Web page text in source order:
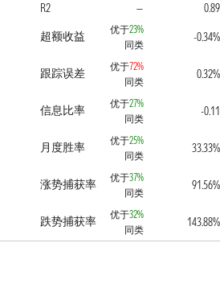
R2
—
0.89
超额收益
优于23%
同类
-0.34%
跟踪误差 优于72%
同类
0.32%
信息比率 优于27%
同类
-0.11
月度胜率 优于25%
同类
33.33%
涨势捕获率 优于37%
同类
91.56%
跌势捕获率 优于32%
同类
143.88%